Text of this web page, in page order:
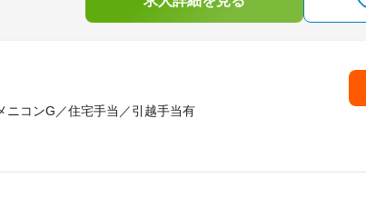
ニコンG／住宅手当／引越手当有